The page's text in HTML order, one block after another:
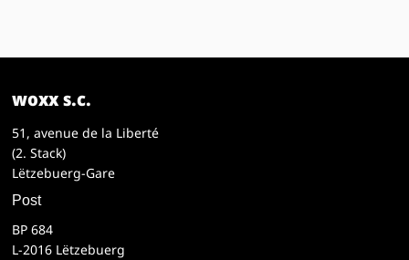
woxx s.c.
51, avenue de la Liberté
(2. Stack)
Lëtzebuerg-Gare
Post
BP 684
L-2016 Lëtzebuerg